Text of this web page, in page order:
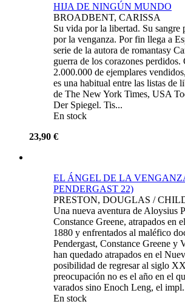
HIJA DE NINGÚN MUNDO
BROADBENT, CARISSA
Su vida por la libertad. Su sangre
por la venganza. Por fin llega a
serie de la autora de romantasy
guerra de los corazones perdidos.
2.000.000 de ejemplares
es una habitual entre las listas de
de The New York Times, USA
Der Spiegel. Tis...
En stock
23,90 €
EL ÁNGEL DE LA
PENDERGAST 22)
PRESTON, DOUGLAS /
Una nueva aventura de Aloysius
Constance Greene, atrapados en
1880 y enfrentados al maléfico
Pendergast, Constance Greene y
han quedado atrapados en el
posibilidad de regresar al siglo
preocupación no es el año en el
varados sino Enoch Leng, el
En stock